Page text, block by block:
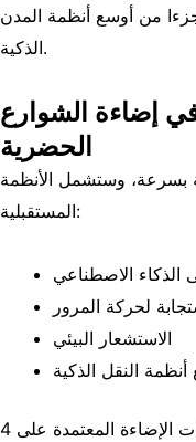
من أوسع أنظمة المدن
الذكية.
إضاءة الشوارع
الحضرية
بسرعة، وستشمل الأنظمة
المستقبلية:
الذكاء الاصطناعي
لحركة المرور
الاستشعار البيئي
أنظمة النقل الذكية
توفر شبكات الإضاءة المعتمدة على 4G أساسا قويا لهذه الابتكارات